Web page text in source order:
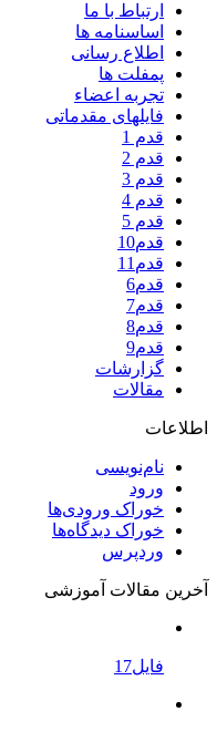
ارتباط با ما
اساسنامه ها
اطلاع رسانی
پمفلت ها
تجربه اعضاء
فایلهای مقدماتی
قدم 1
قدم 2
قدم 3
قدم 4
قدم 5
قدم10
قدم11
قدم6
قدم7
قدم8
قدم9
گزارشات
مقالات
اطلاعات
نام‌نویسی
ورود
خوراک ورودی‌ها
خوراک دیدگاه‌ها
وردپرس
آخرین مقالات آموزشی
فایل17